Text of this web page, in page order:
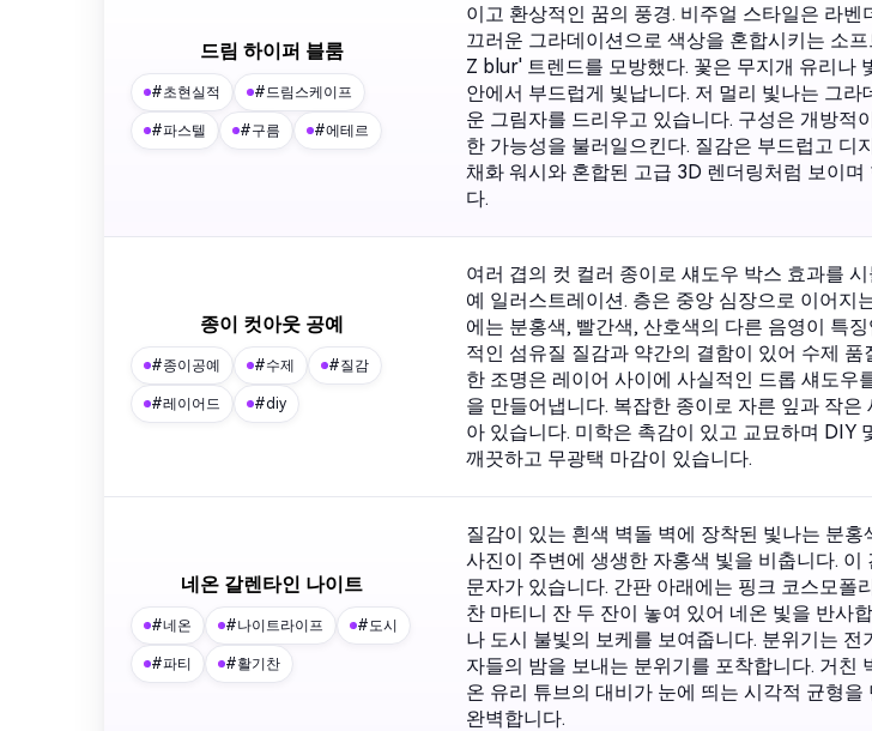
드림 하이퍼 블룸
#초현실적 #드림스케이프
#파스텔 #구름 #에테르
이고 환상적인 꿈의 풍경. 비주얼 스타일은 라벤
끄러운 그라데이션으로 색상을 혼합시키는 소
Z blur' 트렌드를 모방했다. 꽃은 무지개 유리나
안에서 부드럽게 빛납니다. 저 멀리 빛나는 그
운 그림자를 드리우고 있습니다. 구성은 개방적
한 가능성을 불러일으킨다. 질감은 부드럽고 디
채화 워시와 혼합된 고급 3D 렌더링처럼 보이
다.
종이 컷아웃 공예
#종이공예 #수제 #질감
#레이어드 #diy
여러 겹의 컷 컬러 종이로 섀도우 박스 효과를
예 일러스트레이션. 층은 중앙 심장으로 이어지
에는 분홍색, 빨간색, 산호색의 다른 음영이 특
적인 섬유질 질감과 약간의 결함이 있어 수제
한 조명은 레이어 사이에 사실적인 드롭 섀도우
을 만들어냅니다. 복잡한 종이로 자른 잎과 작
아 있습니다. 미학은 촉감이 있고 교묘하며 DIY
깨끗하고 무광택 마감이 있습니다.
네온 갈렌타인 나이트
#네온 #나이트라이프 #도시
#파티 #활기찬
질감이 있는 흰색 벽돌 벽에 장착된 빛나는 분
사진이 주변에 생생한 자홍색 빛을 비춥니다. 이
문자가 있습니다. 간판 아래에는 핑크 코스모폴
찬 마티니 잔 두 잔이 놓여 있어 네온 빛을 반사
나 도시 불빛의 보케를 보여줍니다. 분위기는
자들의 밤을 보내는 분위기를 포착합니다. 거친
온 유리 튜브의 대비가 눈에 띄는 시각적 균형
완벽합니다.